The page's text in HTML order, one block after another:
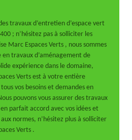
travaux d’entretien d’espace vert
; n’hésitez pas à solliciter les
Marc Espaces Verts , nous sommes
en travaux d’aménagement de
expérience dans le domaine,
Verts est à votre entière
vos besoins et demandes en
pouvons vous assurer des travaux
parfait accord avec vos idées et
normes, n’hésitez plus à solliciter
Verts .